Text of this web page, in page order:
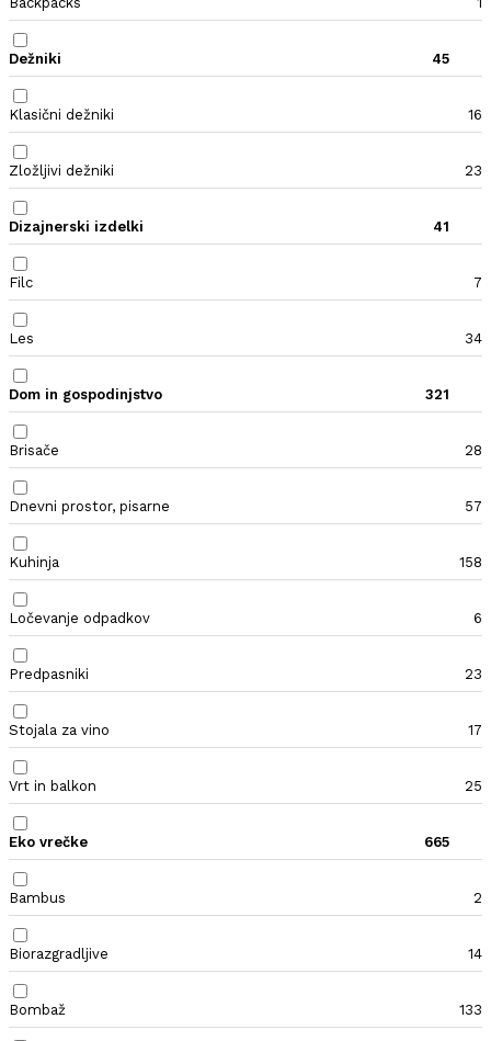
Dežniki 45
Klasični dežniki 16
Zložljivi dežniki 23
Dizajnerski izdelki 41
Filc 7
Les 34
Dom in gospodinjstvo 321
Brisače 28
Dnevni prostor, pisarne 57
Kuhinja 158
Ločevanje odpadkov 6
Predpasniki 23
Stojala za vino 17
Vrt in balkon 25
Eko vrečke 665
Bambus 2
Biorazgradljive 14
Bombaž 133